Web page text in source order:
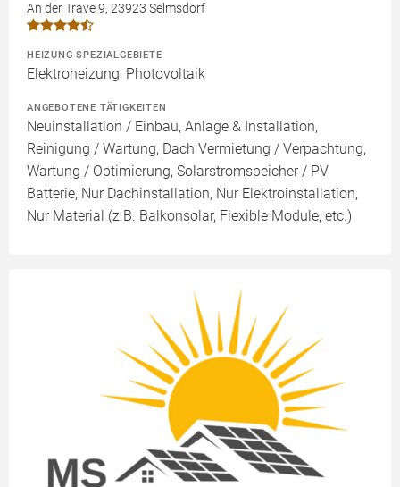
An der Trave 9, 23923 Selmsdorf
HEIZUNG SPEZIALGEBIETE
Elektroheizung, Photovoltaik
ANGEBOTENE TÄTIGKEITEN
Neuinstallation / Einbau, Anlage & Installation,
Reinigung / Wartung, Dach Vermietung / Verpachtung,
Wartung / Optimierung, Solarstromspeicher / PV
Batterie, Nur Dachinstallation, Nur Elektroinstallation,
Nur Material (z.B. Balkonsolar, Flexible Module, etc.)